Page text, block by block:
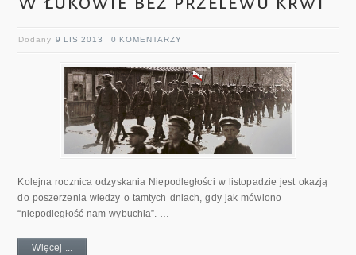
Dodany9 LIS 2013 0 KOMENTARZY
Kolejna rocznica odzyskania Niepodległości w listopadzie jest okazją
do poszerzenia wiedzy o tamtych dniach, gdy jak mówiono
“niepodległość nam wybuchła”. …
Więcej ...